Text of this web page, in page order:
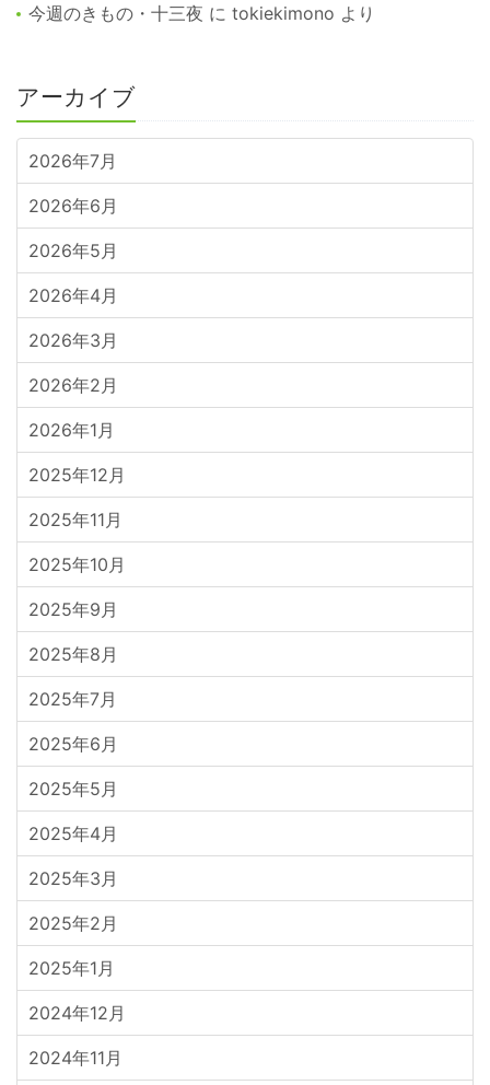
今週のきもの・十三夜 にtokiekimono より
アーカイブ
2026年7月
2026年6月
2026年5月
2026年4月
2026年3月
2026年2月
2026年1月
2025年12月
2025年11月
2025年10月
2025年9月
2025年8月
2025年7月
2025年6月
2025年5月
2025年4月
2025年3月
2025年2月
2025年1月
2024年12月
2024年11月